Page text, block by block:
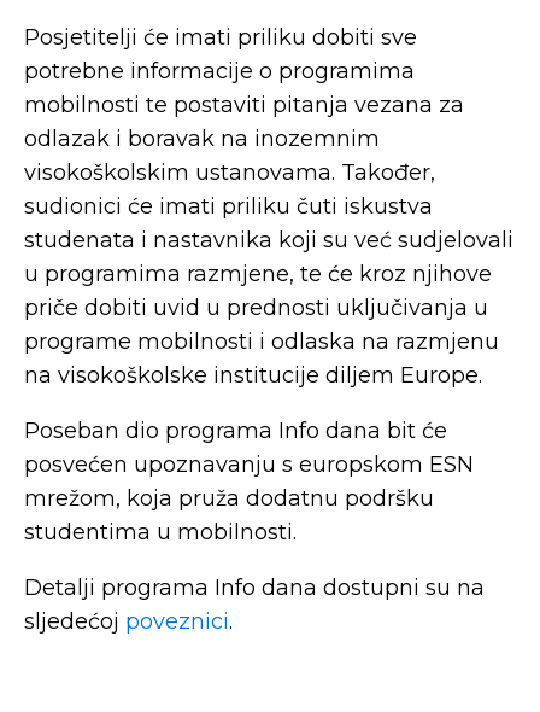
Posjetitelji će imati priliku dobiti sve
potrebne informacije o programima
mobilnosti te postaviti pitanja vezana za
odlazak i boravak na inozemnim
visokoškolskim ustanovama. Također,
sudionici će imati priliku čuti iskustva
studenata i nastavnika koji su već sudjelovali
u programima razmjene, te će kroz njihove
priče dobiti uvid u prednosti uključivanja u
programe mobilnosti i odlaska na razmjenu
na visokoškolske institucije diljem Europe.
Poseban dio programa Info dana bit će
posvećen upoznavanju s europskom ESN
mrežom, koja pruža dodatnu podršku
studentima u mobilnosti.
Detalji programa Info dana dostupni su na
sljedećoj poveznici.